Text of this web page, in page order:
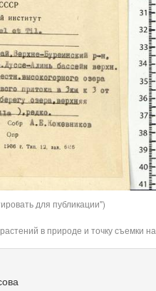
для публикации")
в природе и точку съемки на